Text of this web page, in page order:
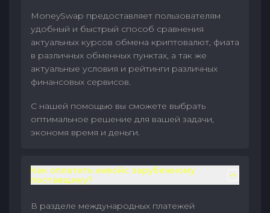
MoneySwap предоставляет пользователям
удобный и быстрый способ сравнения
актуальных курсов обмена криптовалют, фиата
в различных обменных пунктах, а так же
актуальные условия и рейтинги различных
финансовых сервисов.
С нашей помощью вы сможете выбрать
оптимальное решение для вашей задачи,
экономя время и деньги.
Как оплатить инвойс зарубежному
поставщику?
В разделе международных платежей